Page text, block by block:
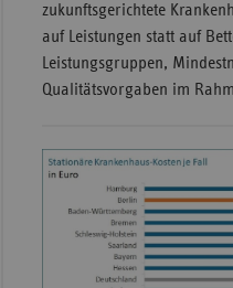
zukunftsgerichtete
auf Leistungen statt auf
Leistungsgruppen,
Qualitätsvorgaben im